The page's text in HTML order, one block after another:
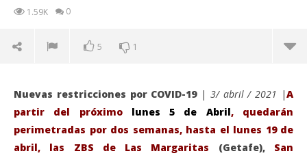
1.59K 0
5 1
Nuevas restricciones por COVID-19| 3/ abril / 2021 |A
partir del próximo lunes 5 de Abril, quedarán
perimetradas por dos semanas, hasta el lunes 19 de
abril, las ZBS de Las Margaritas
(Getafe),
San